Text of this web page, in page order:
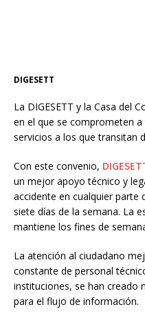
DIGESETT
La DIGESETT y la Casa del
en el que se comprometen
servicios a los que transitan
Con este convenio,
un mejor apoyo técnico y
accidente en cualquier parte
siete días de la semana. La
mantiene los fines de
La atención al ciudadano
constante de personal
instituciones, se han creado
para el flujo de información.